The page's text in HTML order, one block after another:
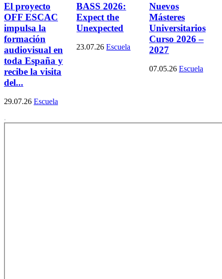
El proyecto
OFF ESCAC
impulsa la
formación
audiovisual en
toda España y
recibe la visita
del...
29.07.26 Escuela
BASS 2026:
Expect the
Unexpected
23.07.26 Escuela
Nuevos
Másteres
Universitarios
Curso 2026 –
2027
07.05.26 Escuela